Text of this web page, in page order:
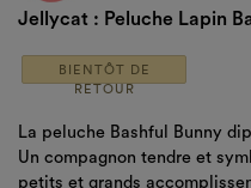
Jellycat : Peluche Lapin
BIENTÔT DE
RETOUR
La peluche Bashful Bunny
Un compagnon tendre et
petits et grands